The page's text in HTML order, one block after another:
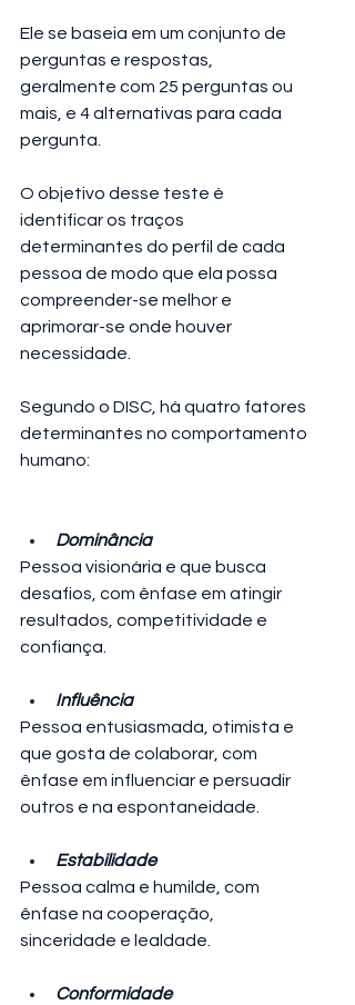
Ele se baseia em um conjunto de
perguntas e respostas,
geralmente com 25 perguntas ou
mais, e 4 alternativas para cada
pergunta.
O objetivo desse teste é
identificar os traços
determinantes do perfil de cada
pessoa de modo que ela possa
compreender-se melhor e
aprimorar-se onde houver
necessidade.
Segundo o DISC, há quatro fatores
determinantes no comportamento
humano:
Dominância
Pessoa visionária e que busca
desafios, com ênfase em atingir
resultados, competitividade e
confiança.
Influência
Pessoa entusiasmada, otimista e
que gosta de colaborar, com
ênfase em influenciar e persuadir
outros e na espontaneidade.
Estabilidade
Pessoa calma e humilde, com
ênfase na cooperação,
sinceridade e lealdade.
Conformidade